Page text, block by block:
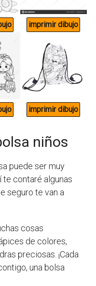
niños
puede ser muy
contaré algunas
seguro te van a
cosas
de colores,
preciosas. ¡Cada
una bolsa